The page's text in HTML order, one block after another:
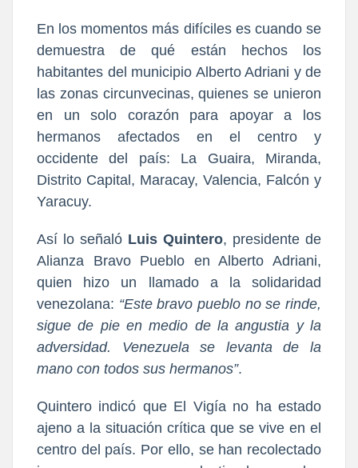
En los momentos más difíciles es cuando se
demuestra de qué están hechos los
habitantes del municipio Alberto Adriani y de
las zonas circunvecinas, quienes se unieron
en un solo corazón para apoyar a los
hermanos afectados en el centro y
occidente del país: La Guaira, Miranda,
Distrito Capital, Maracay, Valencia, Falcón y
Yaracuy.
Así lo señaló Luis Quintero, presidente de
Alianza Bravo Pueblo en Alberto Adriani,
quien hizo un llamado a la solidaridad
venezolana: “Este bravo pueblo no se rinde,
sigue de pie en medio de la angustia y la
adversidad. Venezuela se levanta de la
mano con todos sus hermanos”.
Quintero indicó que El Vigía no ha estado
ajeno a la situación crítica que se vive en el
centro del país. Por ello, se han recolectado